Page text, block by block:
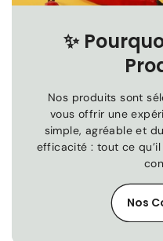
✨
Nos produits sont
vous offrir une
simple, agréable et
efficacité : tout ce
Nos